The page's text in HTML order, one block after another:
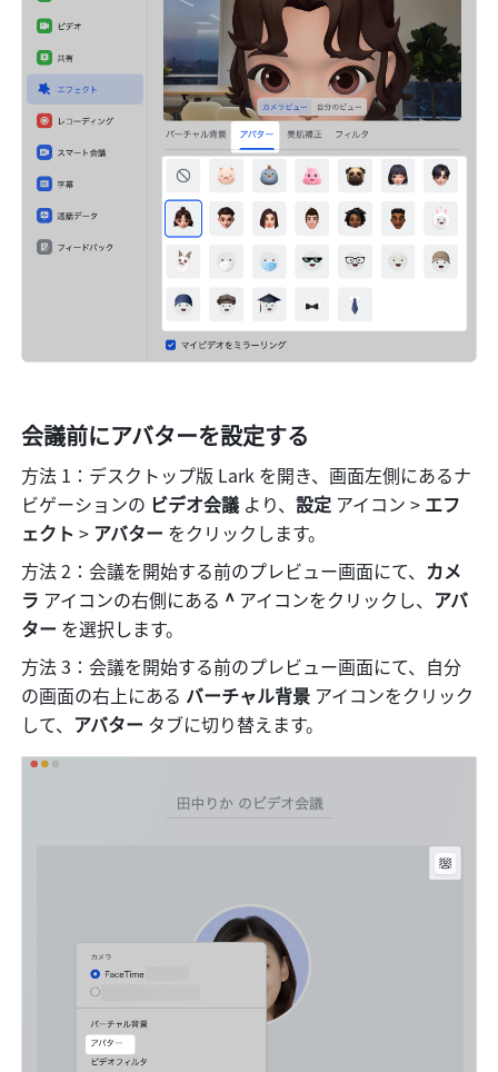
会議前にアバターを設定する
方法 1：デスクトップ版 Lark を開き、画面左側にあるナ
ビゲーションの ビデオ会議 より、設定 アイコン > エフ
ェクト > アバター をクリックします。
方法 2：会議を開始する前のプレビュー画面にて、 カメ
ラ アイコンの右側にある ^ アイコンをクリックし、 アバ
ター を選択します。
方法 3：会議を開始する前のプレビュー画面にて、自分
の画面の右上にある バーチャル背景 アイコンをクリック
して、 アバター タブに切り替えます。